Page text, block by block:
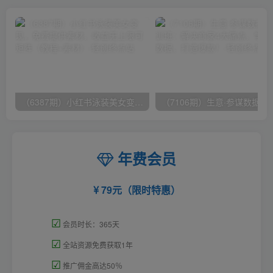
（6387期）小红书泳装美女变现，免费提供素材，收益无上限可矩阵（教程+素材）
年费会员
79元（限时特惠）
☑ 会员时长：365天
☑ 全站资源免费获取1年
☑ 推广佣金高达50％